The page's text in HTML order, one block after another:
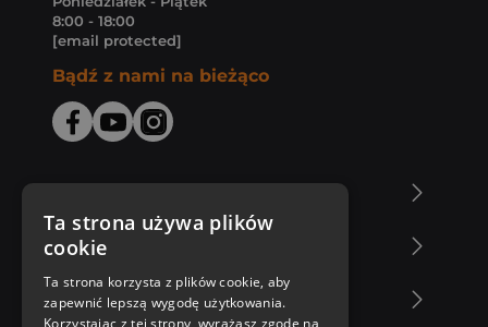
8:00 - 18:00
[email protected]
Bądź z nami na bieżąco
Zakupy u nas
Nasza oferta
Ta strona używa plików
cookie
Ta strona korzysta z plików cookie, aby
zapewnić lepszą wygodę użytkowania.
Korzystając z tej strony, wyrażasz zgodę na